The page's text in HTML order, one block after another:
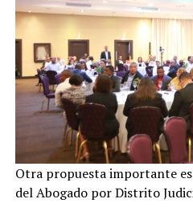
Otra propuesta importante es
del Abogado por Distrito